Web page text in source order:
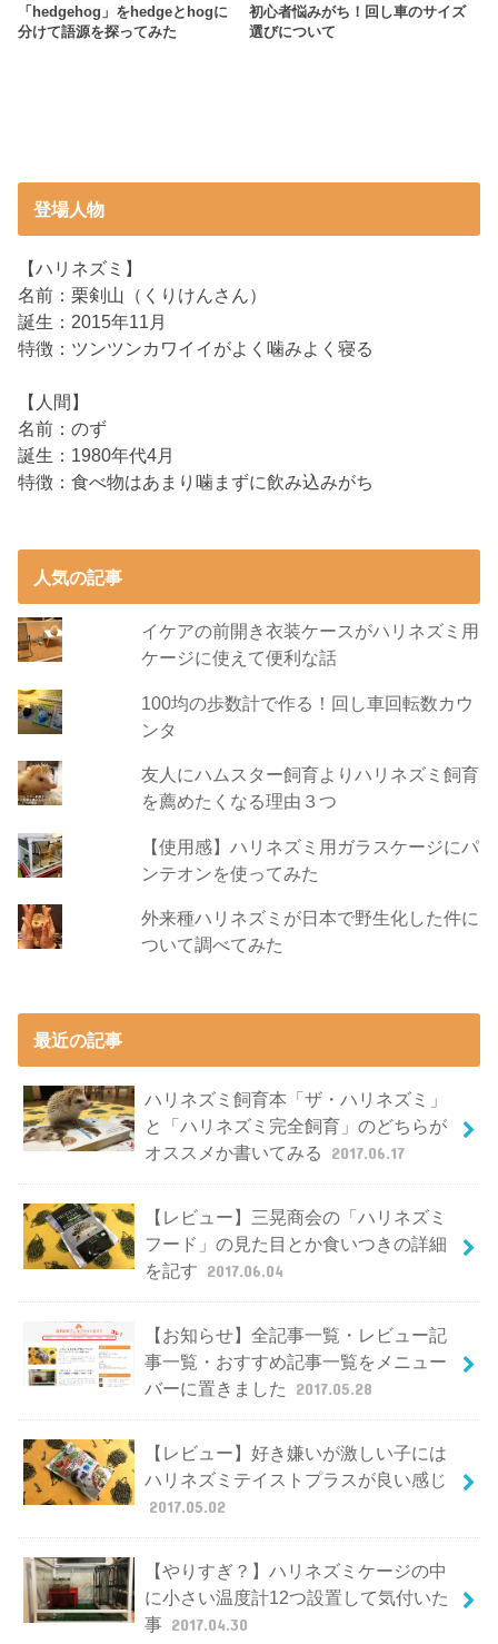
「hedgehog」をhedgeとhogに
分けて語源を探ってみた
初心者悩みがち！回し車のサイズ
選びについて
登場人物
【ハリネズミ】
名前：栗剣山（くりけんさん）
誕生：2015年11月
特徴：ツンツンカワイイがよく噛みよく寝る
【人間】
名前：のず
誕生：1980年代4月
特徴：食べ物はあまり噛まずに飲み込みがち
人気の記事
イケアの前開き衣装ケースがハリネズミ用
ケージに使えて便利な話
100均の歩数計で作る！回し車回転数カウ
ンタ
友人にハムスター飼育よりハリネズミ飼育
を薦めたくなる理由３つ
【使用感】ハリネズミ用ガラスケージにパ
ンテオンを使ってみた
外来種ハリネズミが日本で野生化した件に
ついて調べてみた
最近の記事
ハリネズミ飼育本「ザ・ハリネズミ」
と「ハリネズミ完全飼育」のどちらが
オススメか書いてみる
2017.06.17
【レビュー】三晃商会の「ハリネズミ
フード」の見た目とか食いつきの詳細
を記す 2017.06.04
【お知らせ】全記事一覧・レビュー記
事一覧・おすすめ記事一覧をメニュー
バーに置きました
2017.05.28
【レビュー】好き嫌いが激しい子には
ハリネズミテイストプラスが良い感じ
2017.05.02
【やりすぎ？】ハリネズミケージの中
に小さい温度計12つ設置して気付いた
事 2017.04.30